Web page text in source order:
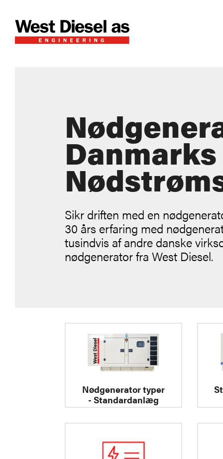
Danmarks
Sikr driften med en
30 års erfaring med
tusindvis af andre danske
nødgenerator fra West Diesel.
Nødgenerator typer
- Standardanlæg